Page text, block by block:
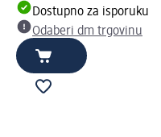
Dostupno za isporuku
Odaberi dm trgovinu